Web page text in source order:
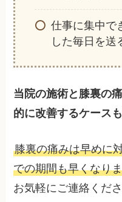
仕事に集中で
した毎日を送
当院の施術と膝裏の
的に改善するケース
膝裏の痛みは早めに
での期間も早くなり
お気軽にご連絡くださ